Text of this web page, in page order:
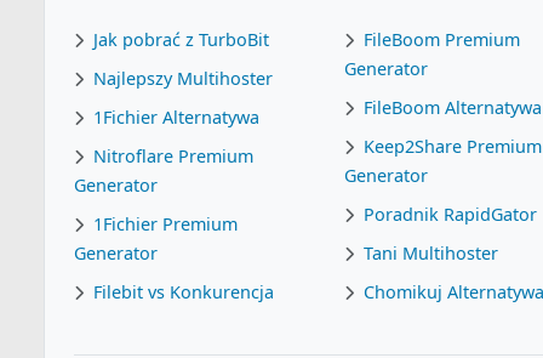
Jak pobrać z TurboBit
Najlepszy Multihoster
1Fichier Alternatywa
Nitroflare Premium
Generator
1Fichier Premium
Generator
Filebit vs Konkurencja
FileBoom Premium
Generator
FileBoom Alternatywa
Keep2Share Premium
Generator
Poradnik RapidGator
Tani Multihoster
Chomikuj